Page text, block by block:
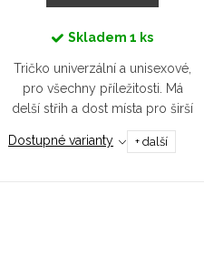
Skladem 1 ks
Tričko univerzální a unisexové,
pro všechny příležitosti. Má
delší střih a dost místa pro širší
ramena, větší prsa či pro
cokoliv, co potřebujete schovat.
Dostupné varianty + další